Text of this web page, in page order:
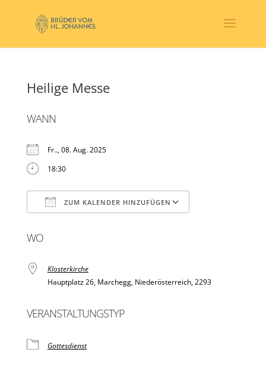
Heilige Messe
WANN
Fr.., 08. Aug. 2025
18:30
ZUM KALENDER HINZUFÜGEN
WO
Klosterkirche
Hauptplatz 26, Marchegg, Niederösterreich, 2293
VERANSTALTUNGSTYP
Gottesdienst